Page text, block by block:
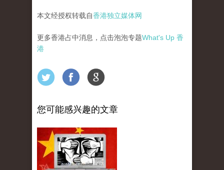
本文经授权转载自香港独立媒体网
更多香港占中消息，点击泡泡专题What's Up 香
港
您可能感兴趣的文章